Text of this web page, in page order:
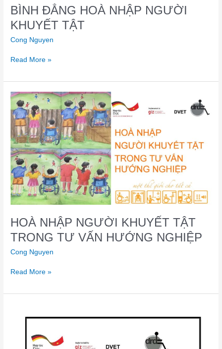
BÌNH ĐẲNG HOÀ NHẬP NGƯỜI
KHUYẾT TẬT
Cong Nguyen
Read More »
HOÀ NHẬP NGƯỜI KHUYẾT TẬT
TRONG TƯ VẤN HƯỚNG NGHIỆP
Cong Nguyen
HOÀ
NHẬP
NGƯỜI
KHUYẾT
TẬT
TRONG
TƯ
VẤN
HƯỚNG
NGHIỆP
Read More »
LIỆU